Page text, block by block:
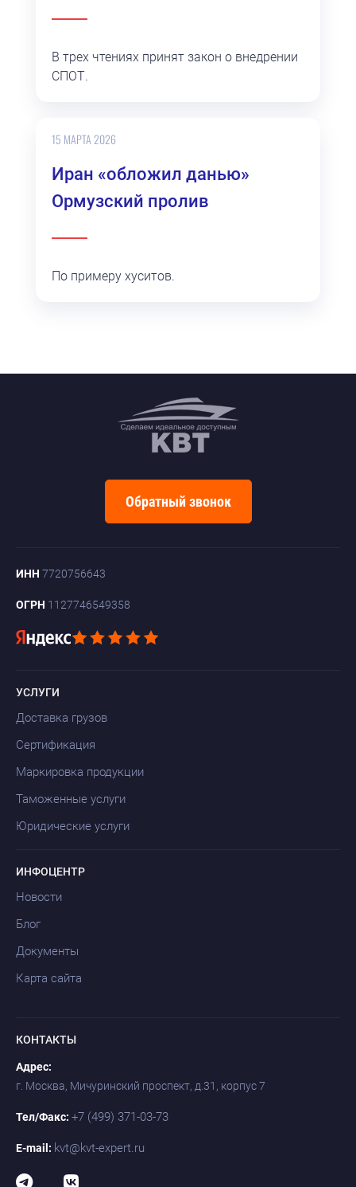
В трех чтениях принят закон о внедрении
СПОТ.
15 МАРТА 2026
Иран «обложил данью»
Ормузский пролив
По примеру хуситов.
Обратный звонок
ИНН 7720756643
ОГРН 1127746549358
УСЛУГИ
Доставка грузов
Сертификация
Маркировка продукции
Таможенные услуги
Юридические услуги
ИНФОЦЕНТР
Новости
Блог
Документы
Карта сайта
КОНТАКТЫ
Адрес:
г. Москва, Мичуринский проспект, д.31, корпус 7
Тел/Факс: +7 (499) 371-03-73
E-mail: kvt@kvt-expert.ru